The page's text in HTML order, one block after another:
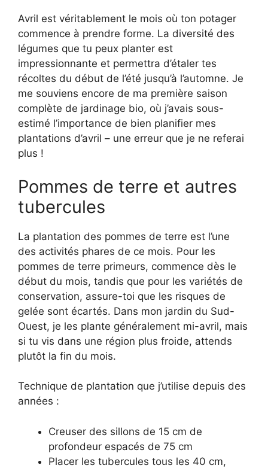
Avril est véritablement le mois où ton potager
commence à prendre forme. La diversité des
légumes que tu peux planter est
impressionnante et permettra d’étaler tes
récoltes du début de l’été jusqu’à l’automne. Je
me souviens encore de ma première saison
complète de jardinage bio, où j’avais sous-
estimé l’importance de bien planifier mes
plantations d’avril – une erreur que je ne referai
plus !
Pommes de terre et autres
tubercules
La plantation des pommes de terre est l’une
des activités phares de ce mois. Pour les
pommes de terre primeurs, commence dès le
début du mois, tandis que pour les variétés de
conservation, assure-toi que les risques de
gelée sont écartés. Dans mon jardin du Sud-
Ouest, je les plante généralement mi-avril, mais
si tu vis dans une région plus froide, attends
plutôt la fin du mois.
Technique de plantation que j’utilise depuis des
années :
Creuser des sillons de 15 cm de
profondeur espacés de 75 cm
Placer les tubercules tous les 40 cm,